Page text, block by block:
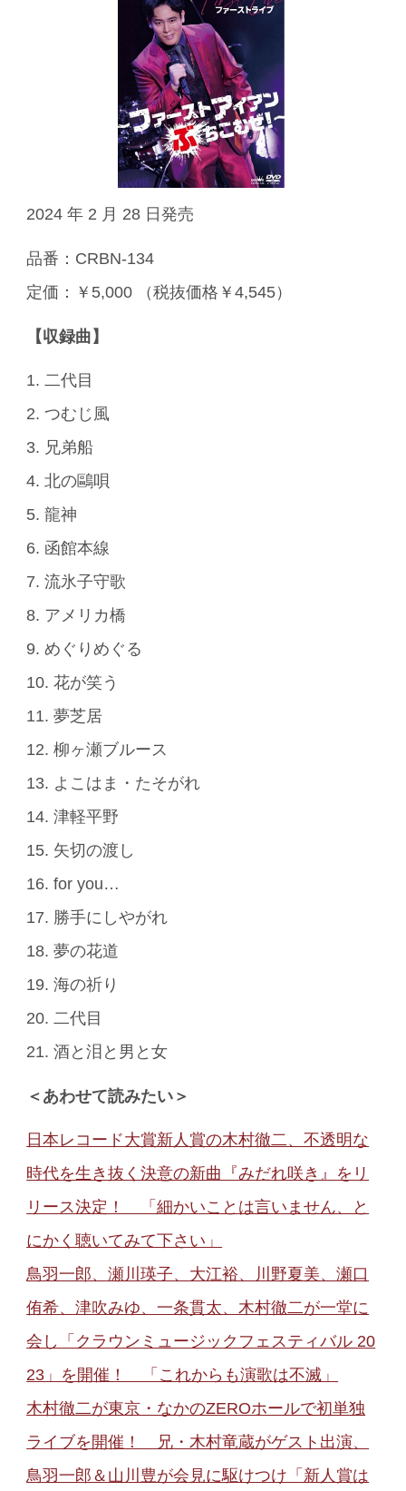
2024 年 2 月 28 日発売
品番：CRBN-134
定価：￥5,000 （税抜価格￥4,545）
【収録曲】
1. 二代目
2. つむじ風
3. 兄弟船
4. 北の鷗唄
5. 龍神
6. 函館本線
7. 流氷子守歌
8. アメリカ橋
9. めぐりめぐる
10. 花が笑う
11. 夢芝居
12. 柳ヶ瀬ブルース
13. よこはま・たそがれ
14. 津軽平野
15. 矢切の渡し
16. for you…
17. 勝手にしやがれ
18. 夢の花道
19. 海の祈り
20. 二代目
21. 酒と泪と男と女
＜あわせて読みたい＞
日本レコード大賞新人賞の木村徹二、不透明な
時代を生き抜く決意の新曲『みだれ咲き』をリ
リース決定！ 「細かいことは言いません、と
にかく聴いてみて下さい」
鳥羽一郎、瀬川瑛子、大江裕、川野夏美、瀬口
侑希、津吹みゆ、一条貫太、木村徹二が一堂に
会し「クラウンミュージックフェスティバル 20
23」を開催！ 「これからも演歌は不滅」
木村徹二が東京・なかのZEROホールで初単独
ライブを開催！ 兄・木村竜蔵がゲスト出演、
鳥羽一郎＆山川豊が会見に駆けつけ「新人賞は